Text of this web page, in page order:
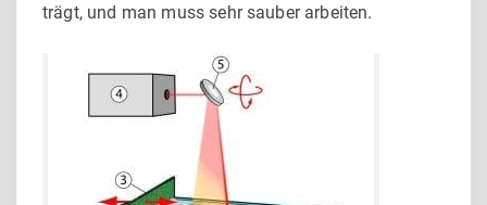
trägt, und man muss sehr sauber arbeiten.